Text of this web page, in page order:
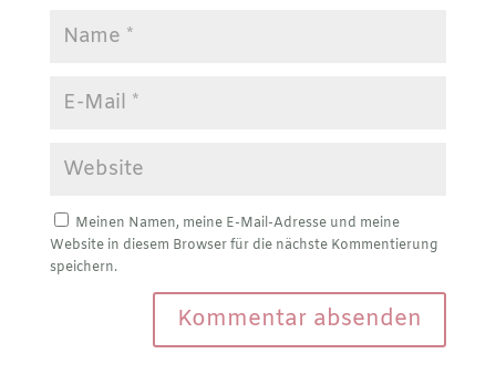
Meinen Namen, meine E-Mail-Adresse und meine
Website in diesem Browser für die nächste Kommentierung
speichern.